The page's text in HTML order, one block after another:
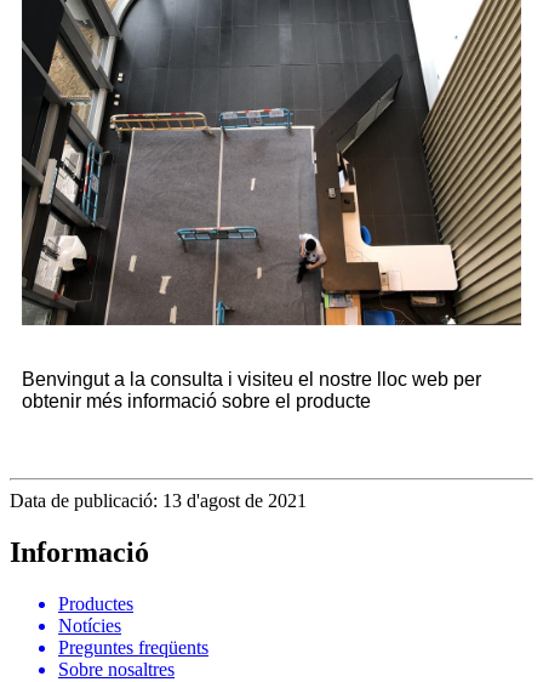
Benvingut a la consulta i visiteu el nostre lloc web per
obtenir més informació sobre el producte
Data de publicació: 13 d'agost de 2021
Informació
Productes
Notícies
Preguntes freqüents
Sobre nosaltres